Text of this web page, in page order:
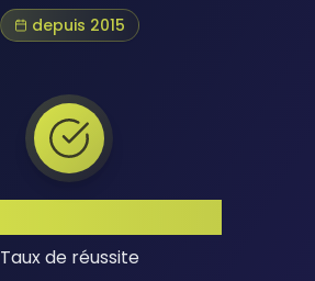
depuis 2015
Taux de réussite